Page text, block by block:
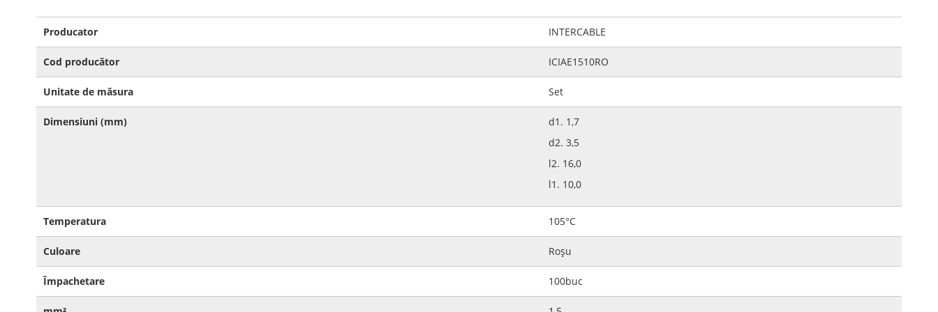
multe
informatii
Producator INTERCABLE
Cod producător ICIAE1510RO
Unitate de măsura Set
Dimensiuni (mm)
d1. 1,7
d2. 3,5
l2. 16,0
l1. 10,0
Temperatura 105°C
Culoare Roșu
Împachetare 100buc